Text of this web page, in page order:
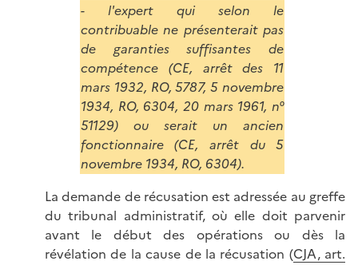
- l'expert qui selon le
contribuable ne présenterait pas
de garanties suffisantes de
compétence (CE, arrêt des 11
mars 1932, RO, 5787, 5 novembre
1934, RO, 6304, 20 mars 1961, n°
51129) ou serait un ancien
fonctionnaire (CE, arrêt du 5
novembre 1934, RO, 6304).
La demande de récusation est adressée au greffe
du tribunal administratif, où elle doit parvenir
avant le début des opérations ou dès la
révélation de la cause de la récusation (CJA, art.